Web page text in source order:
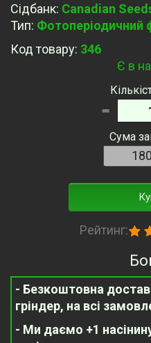
Сідбанк: Canadian
Тип: Фотоперіодичний
Код товару: 346
Є в
-
Сума
Рейтинг:
- Безкоштовна
гріндер, на всі
- Ми даємо +1